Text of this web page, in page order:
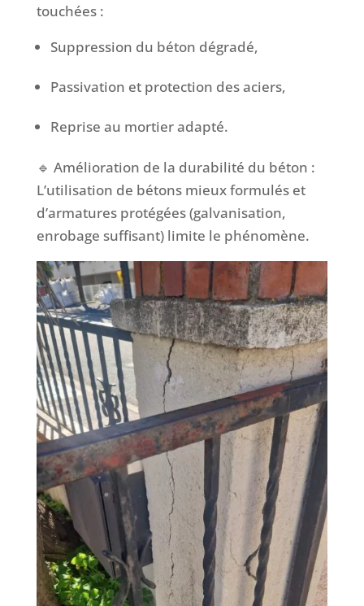
touchées :
Suppression du béton dégradé,
Passivation et protection des aciers,
Reprise au mortier adapté.
🔹 Amélioration de la durabilité du béton :
L’utilisation de bétons mieux formulés et
d’armatures protégées (galvanisation,
enrobage suffisant) limite le phénomène.